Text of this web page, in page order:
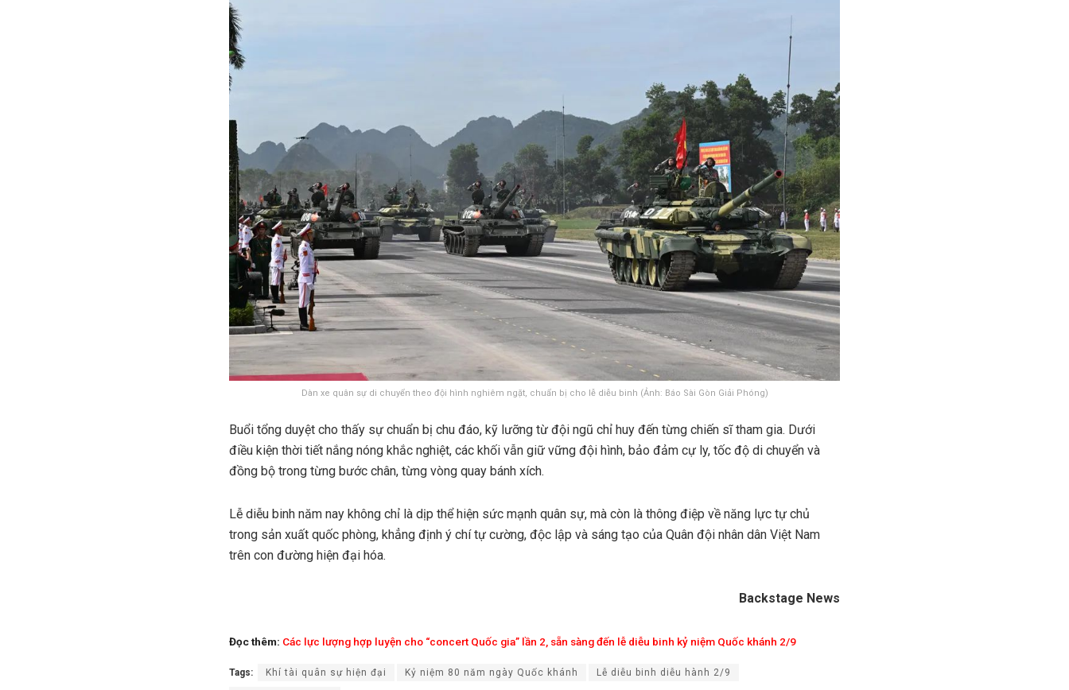
Dàn xe quân sự di chuyển theo đội hình nghiêm ngặt, chuẩn bị cho lễ diễu binh (Ảnh: Báo Sài Gòn Giải Phóng)
Buổi tổng duyệt cho thấy sự chuẩn bị chu đáo, kỹ lưỡng từ đội ngũ chỉ huy đến từng chiến sĩ tham gia. Dưới
điều kiện thời tiết nắng nóng khắc nghiệt, các khối vẫn giữ vững đội hình, bảo đảm cự ly, tốc độ di chuyển và
đồng bộ trong từng bước chân, từng vòng quay bánh xích.
Lễ diễu binh năm nay không chỉ là dịp thể hiện sức mạnh quân sự, mà còn là thông điệp về năng lực tự chủ
trong sản xuất quốc phòng, khẳng định ý chí tự cường, độc lập và sáng tạo của Quân đội nhân dân Việt Nam
trên con đường hiện đại hóa.
Backstage News
Đọc thêm: Các lực lượng hợp luyện cho “concert Quốc gia” lần 2, sẵn sàng đến lễ diễu binh kỷ niệm Quốc khánh 2/9
Tags: Khí tài quân sự hiện đại Kỷ niệm 80 năm ngày Quốc khánh Lễ diễu binh diễu hành 2/9